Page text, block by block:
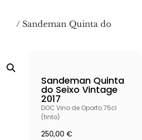
/ Sandeman Quinta do
Sandeman Quinta
do Seixo Vintage
2017
DOC Vino de Oporto 75cl
(tinto)
250,00 €